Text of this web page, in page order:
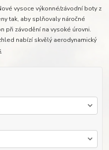
vysoce výkonné/závodní boty z
tak, aby splňovaly náročné
při závodění na vysoké úrovni.
nabízí skvělý aerodynamický